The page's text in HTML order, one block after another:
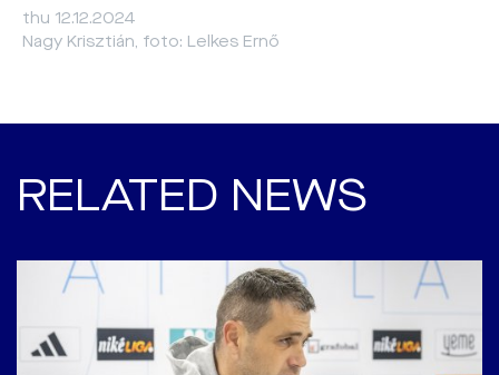
thu 12.12.2024
Nagy Krisztián, foto: Lelkes Ernő
RELATED NEWS